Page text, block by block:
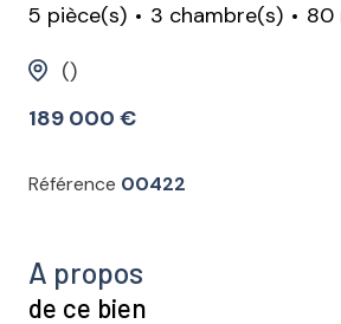
5 pièce(s)
3 chambre(s)
80
()
189 000 €
Référence 00422
A propos
de ce bien